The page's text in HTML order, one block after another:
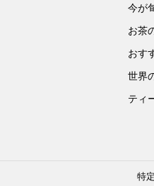
今が
お茶
おす
世界
ティ
特